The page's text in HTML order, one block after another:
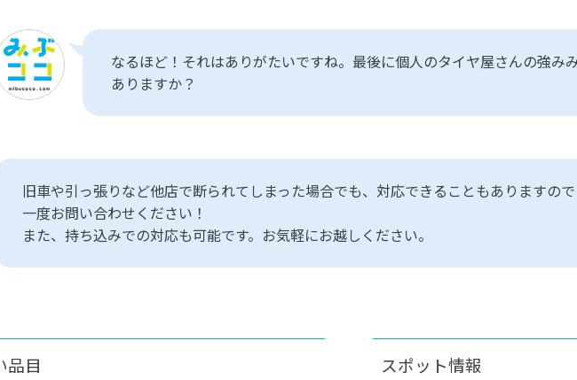
なるほど！それはありがたいですね。最後に個人のタイヤ屋さんの強み
ありますか？
旧車や引っ張りなど他店で断られてしまった場合でも、対応できることもありますので
一度お問い合わせください！
また、持ち込みでの対応も可能です。お気軽にお越しください。
品目 スポット情報